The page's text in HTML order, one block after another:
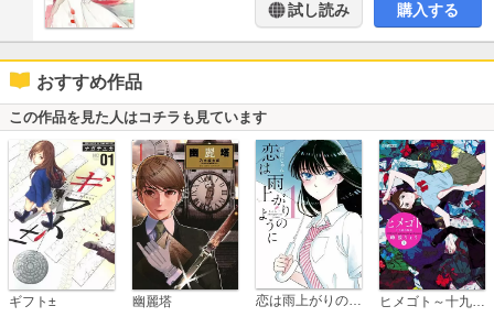
試し読み 購入する
おすすめ作品
この作品を見た人はコチラも見ています
ギフト± 幽麗塔 恋は雨上がりのように